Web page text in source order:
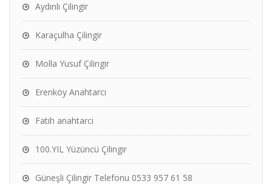
Aydınlı Çilingir
Karaçulha Çilingir
Molla Yusuf Çilingir
Erenköy Anahtarcı
Fatih anahtarcı
100.YIL Yüzüncü Çilingir
Güneşli Çilingir Telefonu 0533 957 61 58